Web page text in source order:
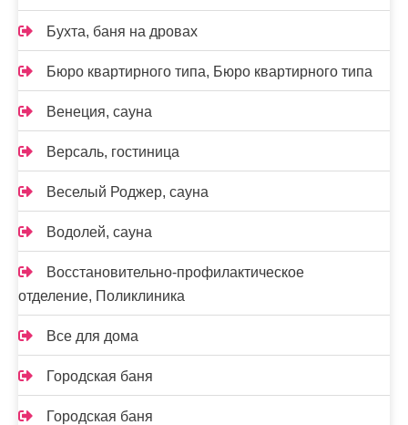
Бухта, баня на дровах
Бюро квартирного типа, Бюро квартирного типа
Венеция, сауна
Версаль, гостиница
Веселый Роджер, сауна
Водолей, сауна
Восстановительно-профилактическое
отделение, Поликлиника
Все для дома
Городская баня
Городская баня